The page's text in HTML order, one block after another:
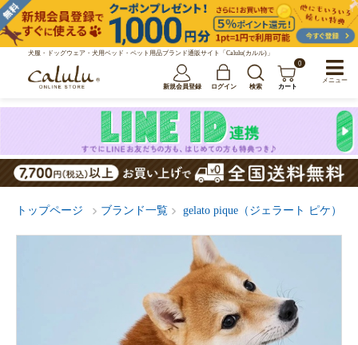
犬服・ドッグウェア・犬用ベッド・ペット用品ブランド通販サイト「Calulu(カルル)」
新規会員登録 ログイン 検索
0
カート
トップページ ブランド一覧 gelato pique（ジェラート ピケ）
メニュー